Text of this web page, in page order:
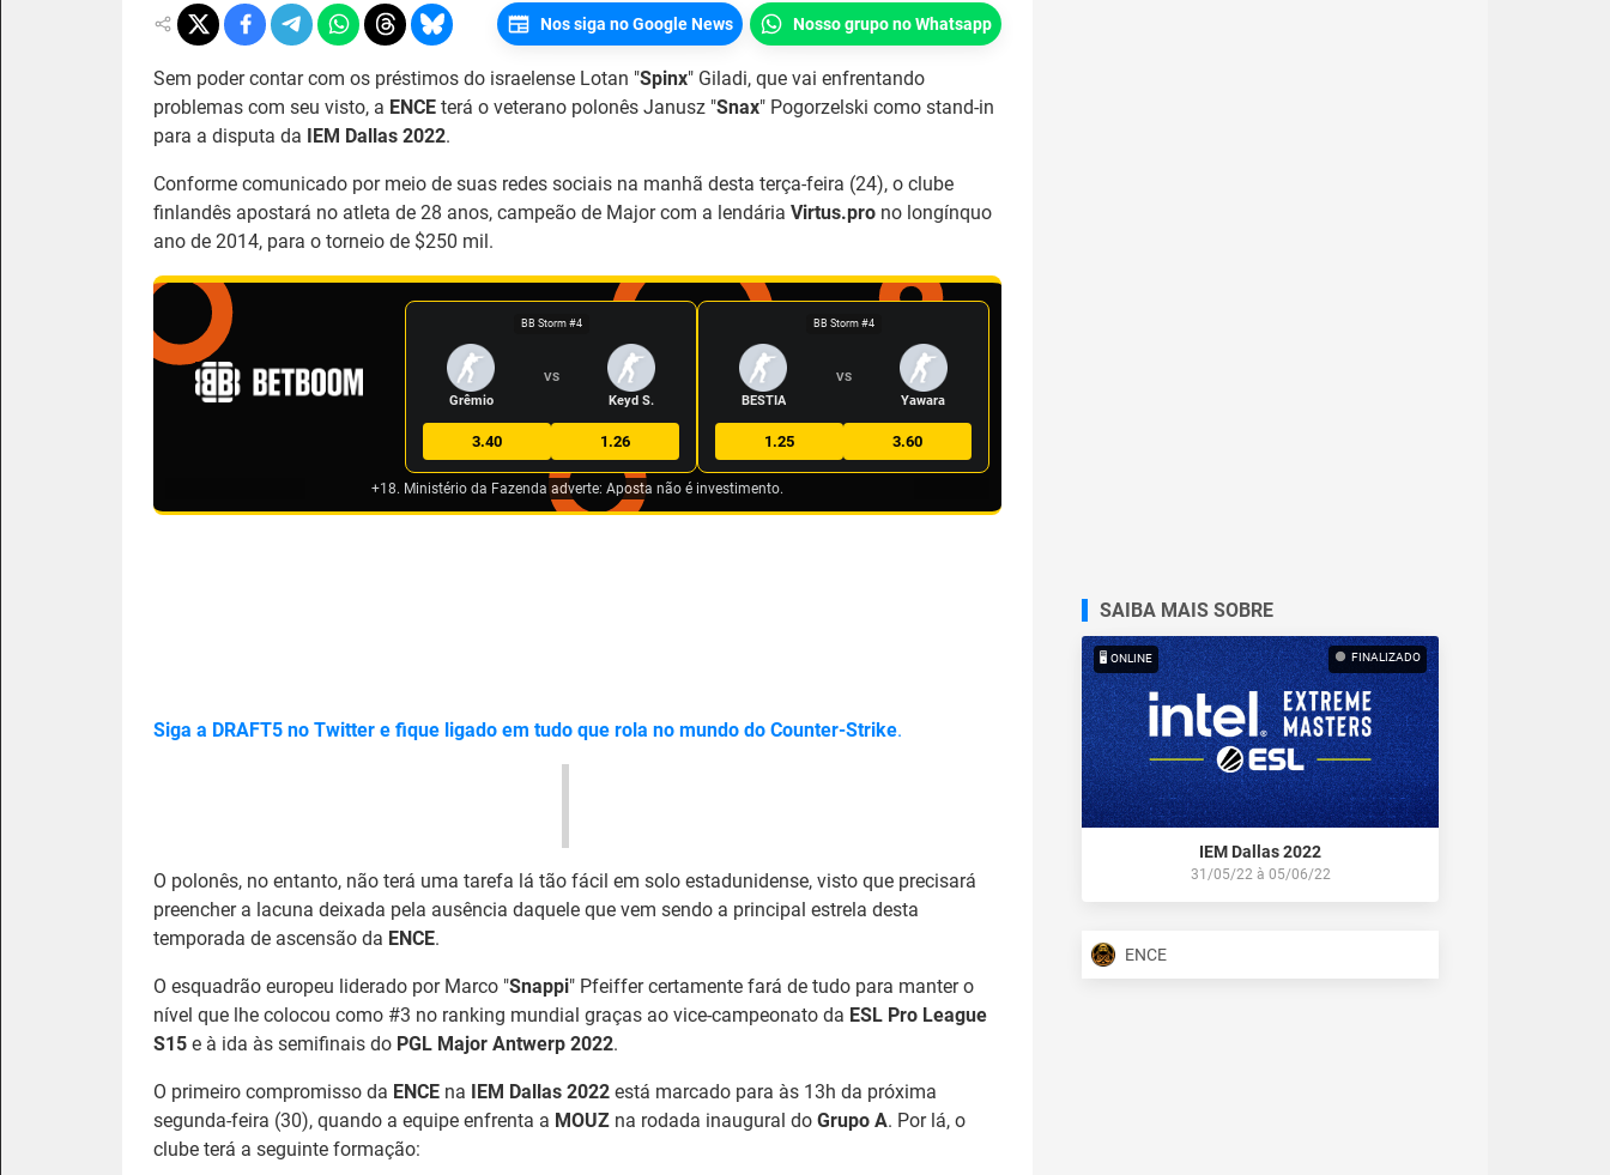
Nos siga no Google News Nosso grupo no Whatsapp
Sem poder contar com os préstimos do israelense Lotan "⁠Spinx⁠" Giladi, que vai enfrentando
problemas com seu visto, a ENCE terá o veterano polonês Janusz "⁠Snax⁠" Pogorzelski como stand-in
para a disputa da IEM Dallas 2022.
Conforme comunicado por meio de suas redes sociais na manhã desta terça-feira (24), o clube
finlandês apostará no atleta de 28 anos, campeão de Major com a lendária Virtus.pro no longínquo
ano de 2014, para o torneio de $250 mil.
BB Storm #4
Grêmio
VS
Keyd S.
3.40 1.26
BB Storm #4
BESTIA
VS
Yawara
1.25 3.60
+18. Ministério da Fazenda adverte: Aposta não é investimento.
Siga a DRAFT5 no Twitter e fique ligado em tudo que rola no mundo do Counter-Strike.
O polonês, no entanto, não terá uma tarefa lá tão fácil em solo estadunidense, visto que precisará
preencher a lacuna deixada pela ausência daquele que vem sendo a principal estrela desta
temporada de ascensão da ENCE.
O esquadrão europeu liderado por Marco "Snappi" Pfeiffer certamente fará de tudo para manter o
nível que lhe colocou como #3 no ranking mundial graças ao vice-campeonato da ESL Pro League
S15 e à ida às semifinais do PGL Major Antwerp 2022.
O primeiro compromisso da ENCE na IEM Dallas 2022 está marcado para às 13h da próxima
segunda-feira (30), quando a equipe enfrenta a MOUZ na rodada inaugural do Grupo A. Por lá, o
clube terá a seguinte formação:
SAIBA MAIS SOBRE
FINALIZADO
🖥️ ONLINE
IEM Dallas 2022
31/05/22à 05/06/22
ENCE